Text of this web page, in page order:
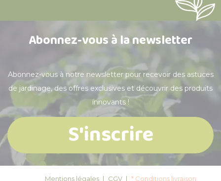
Abonnez-vous à la newsletter
Abonnez-vous à notre newsletter pour recevoir des astuces
de jardinage, des offres exclusives et découvrir des produits
innovants !
S'inscrire
Mentions légales CGV * Conditions livraison